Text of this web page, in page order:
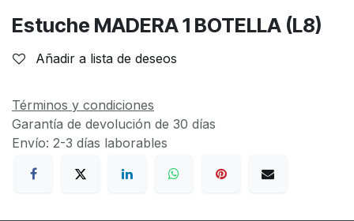
Estuche MADERA 1 BOTELLA (L8)
Añadir a lista de deseos
Términos y condiciones
Garantía de devolución de 30 días
Envío: 2-3 días laborables